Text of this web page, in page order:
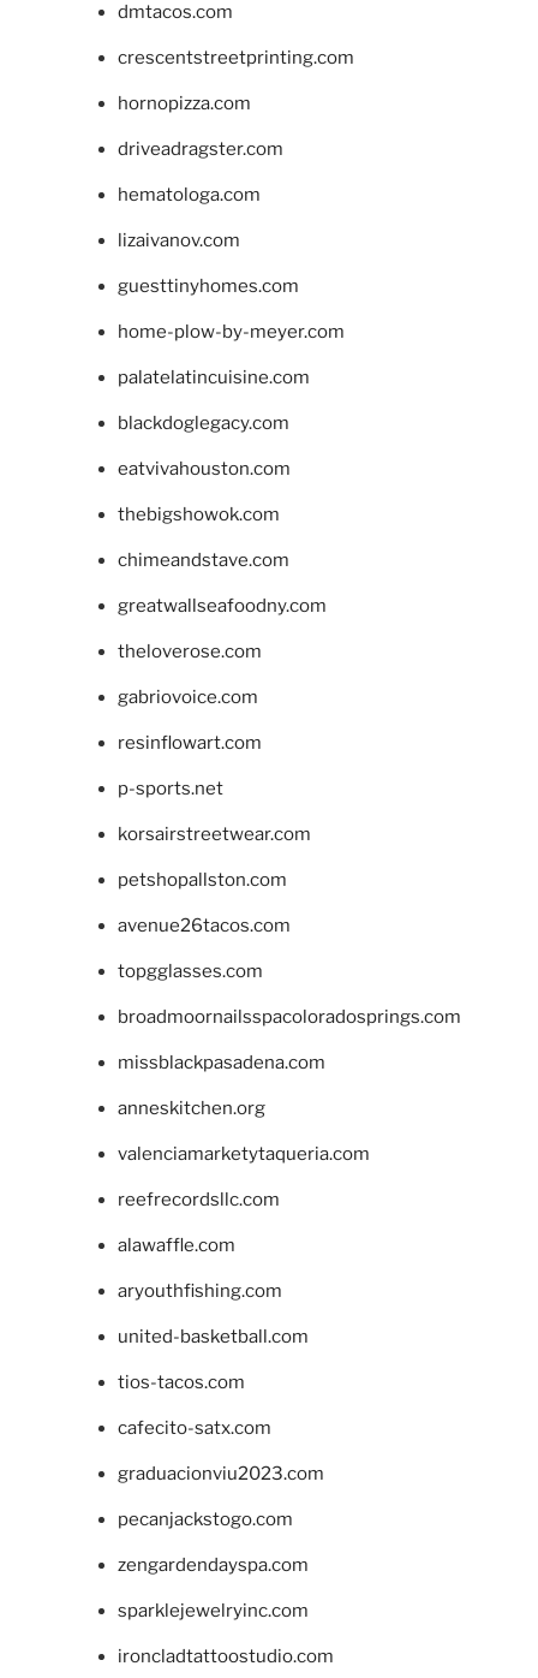
dmtacos.com
crescentstreetprinting.com
hornopizza.com
driveadragster.com
hematologa.com
lizaivanov.com
guesttinyhomes.com
home-plow-by-meyer.com
palatelatincuisine.com
blackdoglegacy.com
eatvivahouston.com
thebigshowok.com
chimeandstave.com
greatwallseafoodny.com
theloverose.com
gabriovoice.com
resinflowart.com
p-sports.net
korsairstreetwear.com
petshopallston.com
avenue26tacos.com
topgglasses.com
broadmoornailsspacoloradosprings.com
missblackpasadena.com
anneskitchen.org
valenciamarketytaqueria.com
reefrecordsllc.com
alawaffle.com
aryouthfishing.com
united-basketball.com
tios-tacos.com
cafecito-satx.com
graduacionviu2023.com
pecanjackstogo.com
zengardendayspa.com
sparklejewelryinc.com
ironcladtattoostudio.com